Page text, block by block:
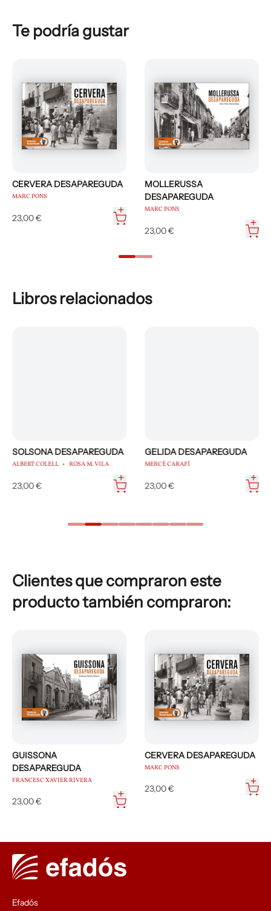
Te podría gustar
CERVERA DESAPAREGUDA
MARC PONS
23,00 €
MOLLERUSSA
DESAPAREGUDA
MARC PONS
23,00 €
Libros relacionados
SOLSONA DESAPAREGUDA
ALBERT COLELL ROSA M. VILA
23,00 €
GELIDA DESAPAREGUDA
MERCÈ CARAFÍ
23,00 €
Clientes que compraron este
producto también compraron:
GUISSONA
DESAPAREGUDA
FRANCESC XAVIER RIVERA
23,00 €
CERVERA DESAPAREGUDA
MARC PONS
23,00 €
Efadós